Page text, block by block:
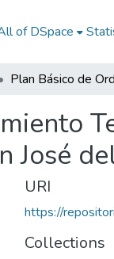
of DSpace
José
URI
https://
Collections